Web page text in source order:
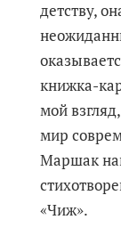
детству,
книжка-
мой
мир
Маршак
«Чиж».